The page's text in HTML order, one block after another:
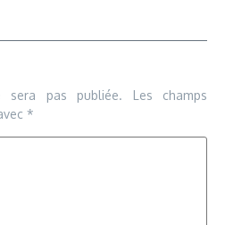
sera pas publiée.
Les champs
*